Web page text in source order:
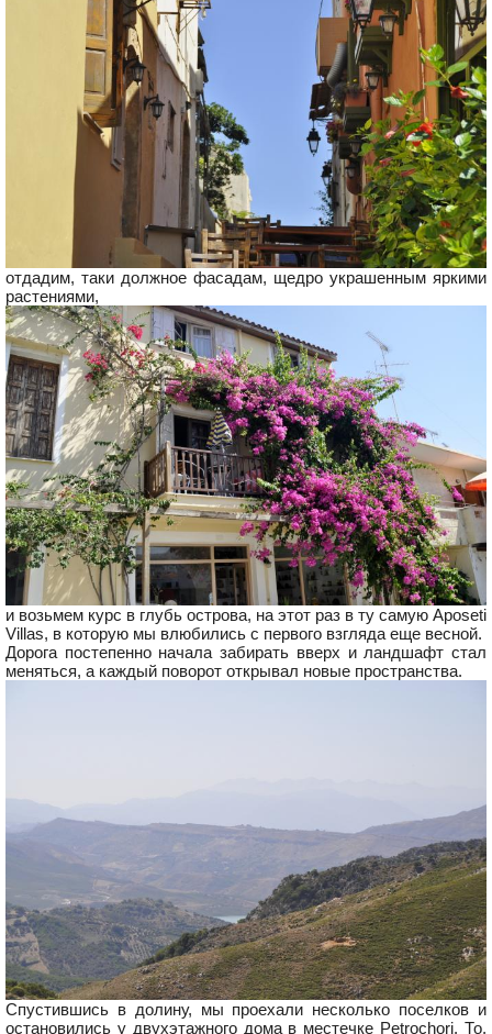
отдадим, таки должное фасадам, щедро украшенным яркими
растениями,
и возьмем курс в глубь острова, на этот раз в ту самую Aposeti
Villas, в которую мы влюбились с первого взгляда еще весной.
Дорога постепенно начала забирать вверх и ландшафт стал
меняться, а каждый поворот открывал новые пространства.
Спустившись в долину, мы проехали несколько поселков и
остановились у двухэтажного дома в местечке Petrochori. То,